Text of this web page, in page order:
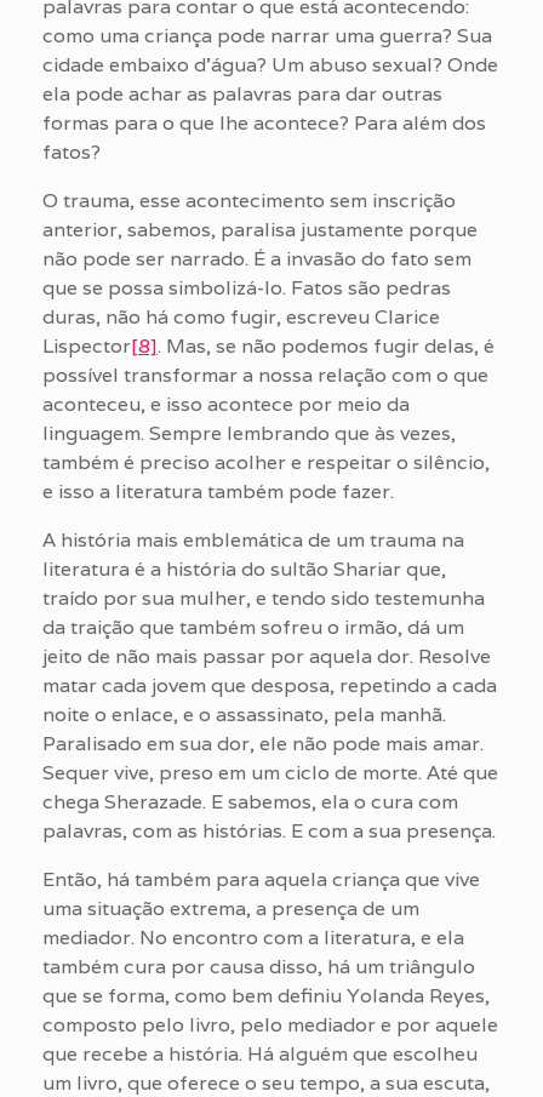
palavras para contar o que está acontecendo:
como uma criança pode narrar uma guerra? Sua
cidade embaixo d’água? Um abuso sexual? Onde
ela pode achar as palavras para dar outras
formas para o que lhe acontece? Para além dos
fatos?
O trauma, esse acontecimento sem inscrição
anterior, sabemos, paralisa justamente porque
não pode ser narrado. É a invasão do fato sem
que se possa simbolizá-lo. Fatos são pedras
duras, não há como fugir, escreveu Clarice
Lispector[8]. Mas, se não podemos fugir delas, é
possível transformar a nossa relação com o que
aconteceu, e isso acontece por meio da
linguagem. Sempre lembrando que às vezes,
também é preciso acolher e respeitar o silêncio,
e isso a literatura também pode fazer.
A história mais emblemática de um trauma na
literatura é a história do sultão Shariar que,
traído por sua mulher, e tendo sido testemunha
da traição que também sofreu o irmão, dá um
jeito de não mais passar por aquela dor. Resolve
matar cada jovem que desposa, repetindo a cada
noite o enlace, e o assassinato, pela manhã.
Paralisado em sua dor, ele não pode mais amar.
Sequer vive, preso em um ciclo de morte. Até que
chega Sherazade. E sabemos, ela o cura com
palavras, com as histórias. E com a sua presença.
Então, há também para aquela criança que vive
uma situação extrema, a presença de um
mediador. No encontro com a literatura, e ela
também cura por causa disso, há um triângulo
que se forma, como bem definiu Yolanda Reyes,
composto pelo livro, pelo mediador e por aquele
que recebe a história. Há alguém que escolheu
um livro, que oferece o seu tempo, a sua escuta,